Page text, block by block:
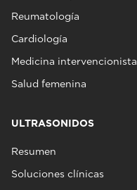
Reumatología
Cardiología
Medicina intervencionista
Salud femenina
ULTRASONIDOS
Resumen
Soluciones clínicas